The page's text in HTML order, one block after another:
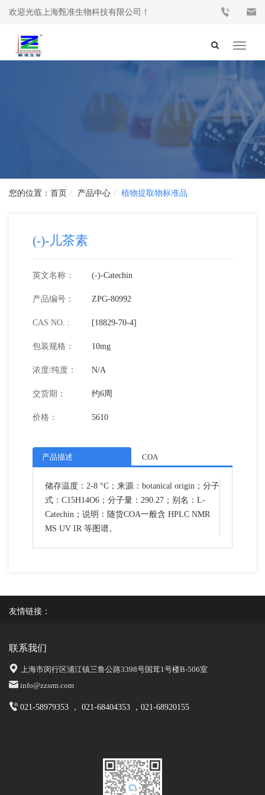
欢迎光临上海甄准生物科技有限公司！
Toggle
首页 产品中心 植物提取物标准品
(-)-儿茶素
英文名称： (-)-Catechin
产品编号： ZPG-80992
CAS NO. : [18829-70-4]
包装规格： 10mg
浓度/纯度： N/A
交货期： 约6周
价格： 5610
产品描述 COA
储存温度：2-8 °C；来源：botanical origin；分子
式：C15H14O6；分子量：290.27；别名：L-
Catechin；说明：随货COA一般含 HPLC NMR
MS UV IR 等图谱。
友情链接：
联系我们
上海市闵行区浦江镇三鲁公路3398号国茸1号楼B-506室
info@zzsrm.com
021-58979353 ， 021-68404353 ，021-68920155